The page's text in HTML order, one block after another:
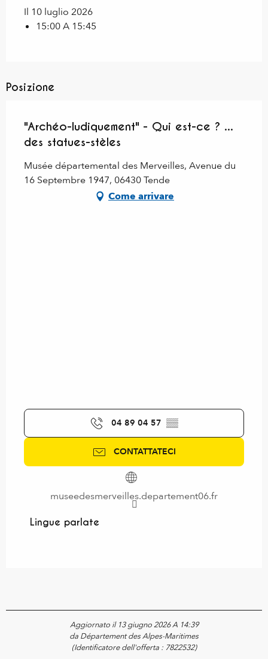
Il 10 luglio 2026
15:00 A 15:45
Posizione
"Archéo-ludiquement" - Qui est-ce ? ...
des statues-stèles
Musée départemental des Merveilles, Avenue du
16 Septembre 1947, 06430 Tende
Come arrivare
04 89 04 57 ▒▒
CONTATTATECI
museedesmerveilles.departement06.fr
Lingue parlate
Lingue parlate
Aggiornato il 13 giugno 2026 A 14:39
da Département des Alpes-Maritimes
(Identificatore dell'offerta : 7822532)